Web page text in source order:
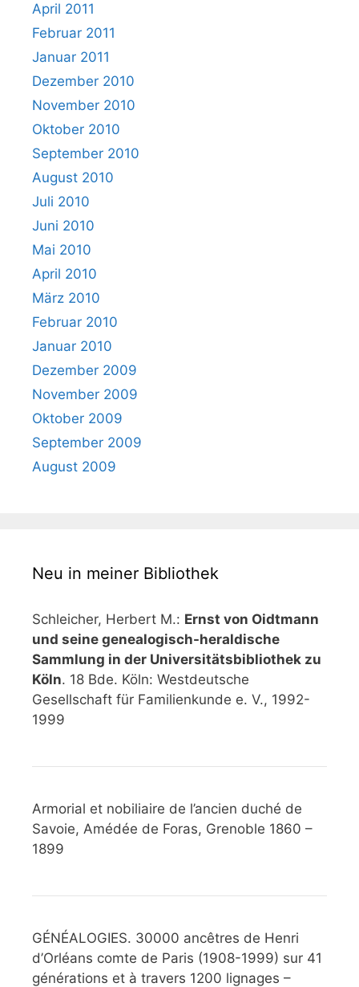
April 2011
Februar 2011
Januar 2011
Dezember 2010
November 2010
Oktober 2010
September 2010
August 2010
Juli 2010
Juni 2010
Mai 2010
April 2010
März 2010
Februar 2010
Januar 2010
Dezember 2009
November 2009
Oktober 2009
September 2009
August 2009
Neu in meiner Bibliothek
Schleicher, Herbert M.: Ernst von Oidtmann
und seine genealogisch-heraldische
Sammlung in der Universitätsbibliothek zu
Köln. 18 Bde. Köln: Westdeutsche
Gesellschaft für Familienkunde e. V., 1992-
1999
Armorial et nobiliaire de l’ancien duché de
Savoie, Amédée de Foras, Grenoble 1860 –
1899
GÉNÉALOGIES. 30000 ancêtres de Henri
d’Orléans comte de Paris (1908-1999) sur 41
générations et à travers 1200 lignages –